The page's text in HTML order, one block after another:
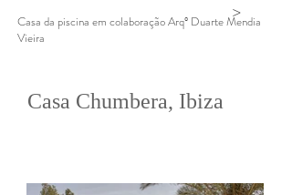
>
Casa da piscina em colaboração Arqº Duarte Mendia
Vieira
Casa Chumbera, Ibiza